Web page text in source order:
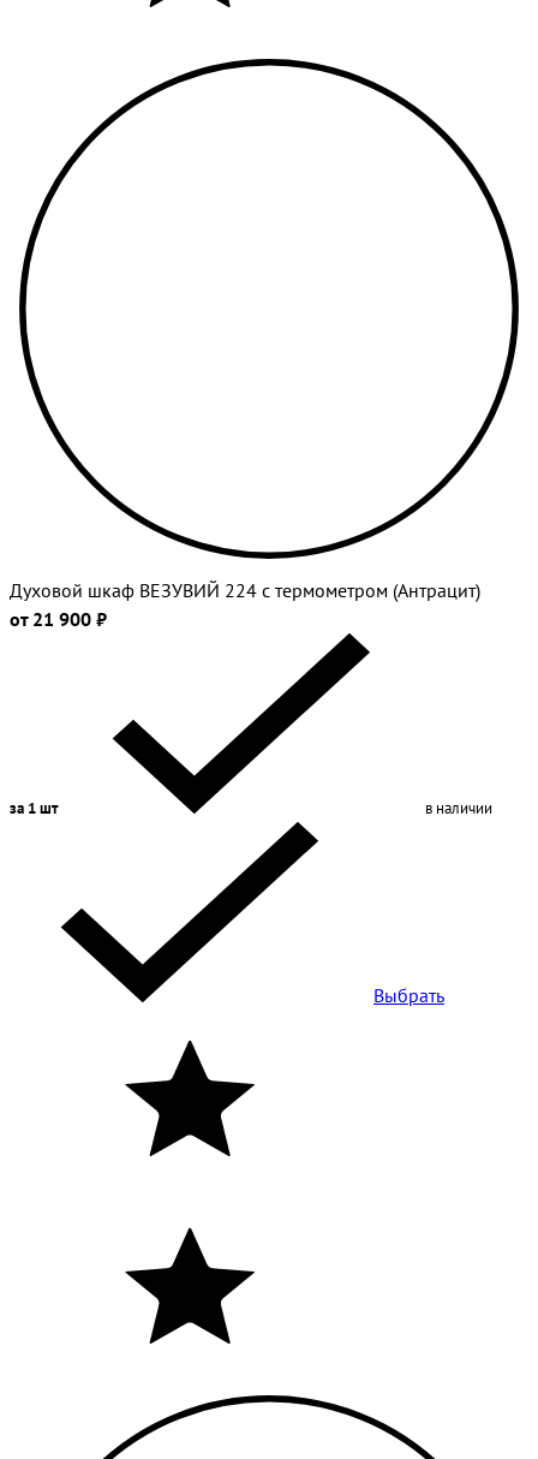
Духовой шкаф ВЕЗУВИЙ 224 с термометром (Антрацит)
от 21 900 ₽
за 1 шт в наличии
Выбрать